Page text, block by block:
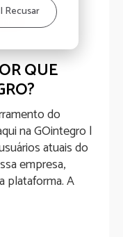
Recusar
QUE
do
na GOintegro |
atuais do
empresa,
plataforma. A